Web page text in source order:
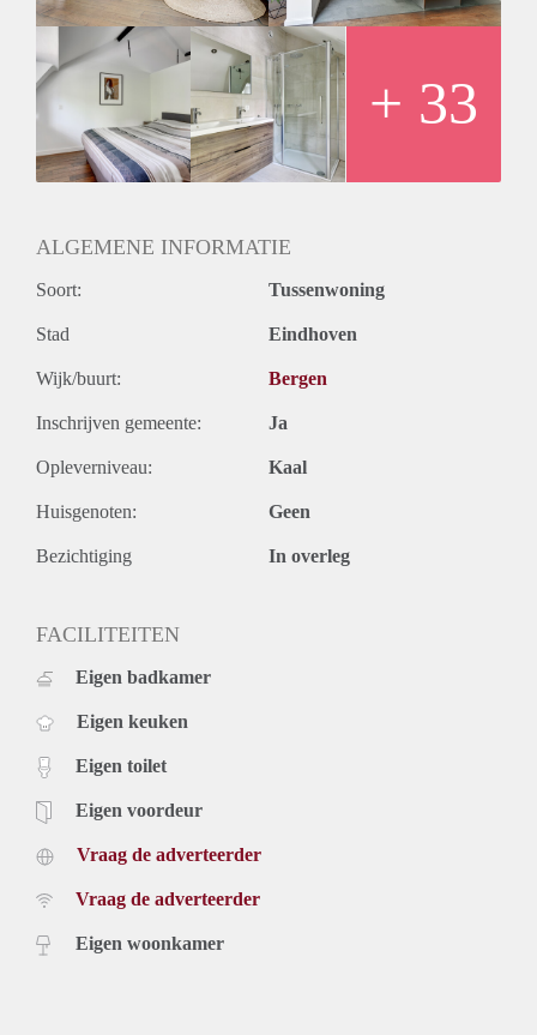
+ 33
ALGEMENE INFORMATIE
Soort: Tussenwoning
Stad Eindhoven
Wijk/buurt: Bergen
Inschrijven gemeente: Ja
Opleverniveau: Kaal
Huisgenoten: Geen
Bezichtiging In overleg
FACILITEITEN
Eigen badkamer
Eigen keuken
Eigen toilet
Eigen voordeur
Vraag de adverteerder
Vraag de adverteerder
Eigen woonkamer